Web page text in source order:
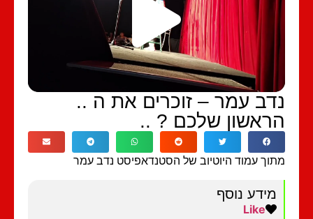
עמר – זוכרים את ה ..
שלכם ? ..
עמוד היוטיוב של הסטנדאפיסט נדב עמר
מידע נוסף